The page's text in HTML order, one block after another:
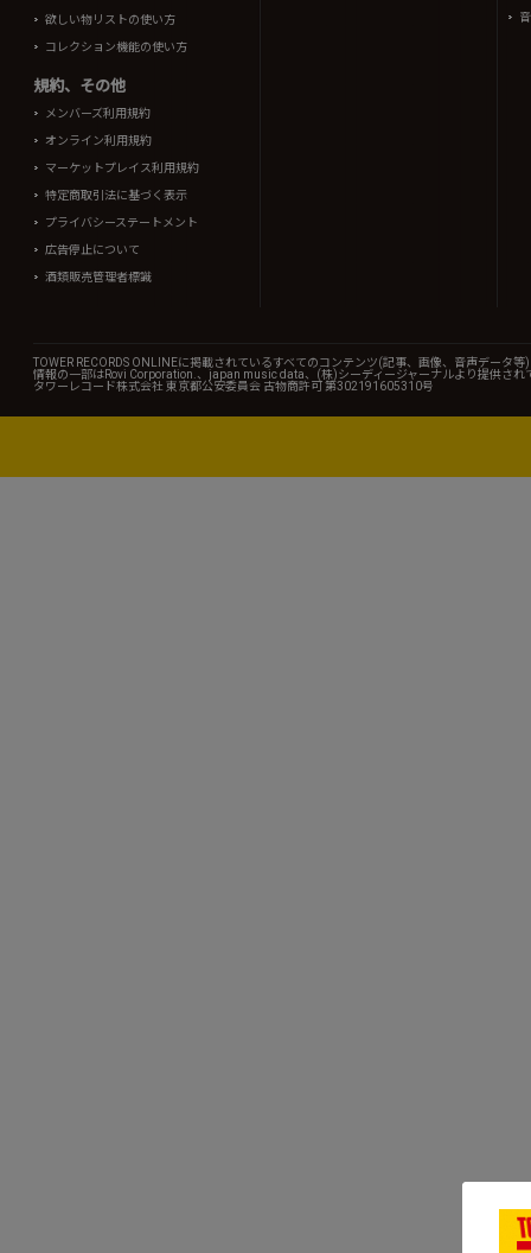
欲しい物リストの使い方
コレクション機能の使い方
規約、その他
メンバーズ利用規約
オンライン利用規約
マーケットプレイス利用規約
特定商取引法に基づく表示
プライバシーステートメント
広告停止について
酒類販売管理者標識
TOWER RECORDS ONLINEに掲載されているすべてのコンテンツ(記事、画像、音声データ
情報の一部はRovi Corporation.、japan music data、(株)シーディージャーナルより提供され
タワーレコード株式会社 東京都公安委員会 古物商許可 第302191605310号